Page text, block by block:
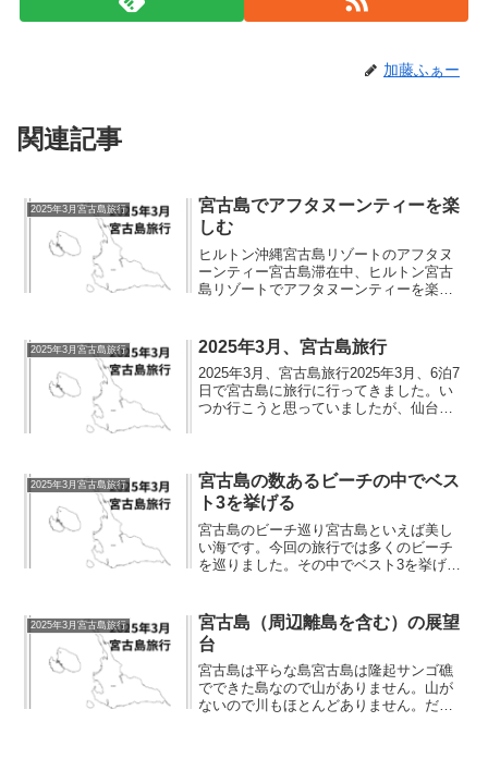
加藤ふぁー
関連記事
2025年3月宮古島旅行
宮古島でアフタヌーンティーを楽
しむ
ヒルトン沖縄宮古島リゾートのアフタヌ
ーンティー宮古島滞在中、ヒルトン宮古
島リゾートでアフタヌーンティーを楽し
が、リゾートでの贅沢な時間消費です。
ヒルトンでのアフタヌーンテ...
2025年3月宮古島旅行 2025年3月、宮古島旅行
2025年3月、宮古島旅行2025年3月、6泊7
日で宮古島に旅行に行ってきました。い
つか行こうと思っていましたが、仙台か
きました。この...
2025年3月宮古島旅行
宮古島の数あるビーチの中でベス
ト3を挙げる
宮古島のビーチ巡り宮古島といえば美し
い海です。今回の旅行では多くのビーチ
を巡りました。その中でベスト3を挙げて
もいません。（泳いでいる人がいる日も
ありました）したがって...
2025年3月宮古島旅行
宮古島（周辺離島を含む）の展望
台
宮古島は平らな島宮古島は隆起サンゴ礁
でできた島なので山がありません。山が
ないので川もほとんどありません。だか